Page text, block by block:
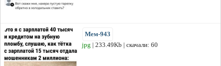
Мем-943
jpg | 233.49Kb | скачали: 60